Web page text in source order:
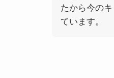
たから今の
ています。